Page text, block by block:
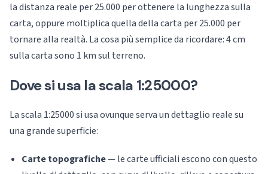
la distanza reale per 25.000 per ottenere la lunghezza sulla
carta, oppure moltiplica quella della carta per 25.000 per
tornare alla realtà. La cosa più semplice da ricordare: 4 cm
sulla carta sono 1 km sul terreno.
Dove si usa la scala 1:25000?
La scala 1:25000 si usa ovunque serva un dettaglio reale su
una grande superficie:
Carte topografiche— le carte ufficiali escono con questo